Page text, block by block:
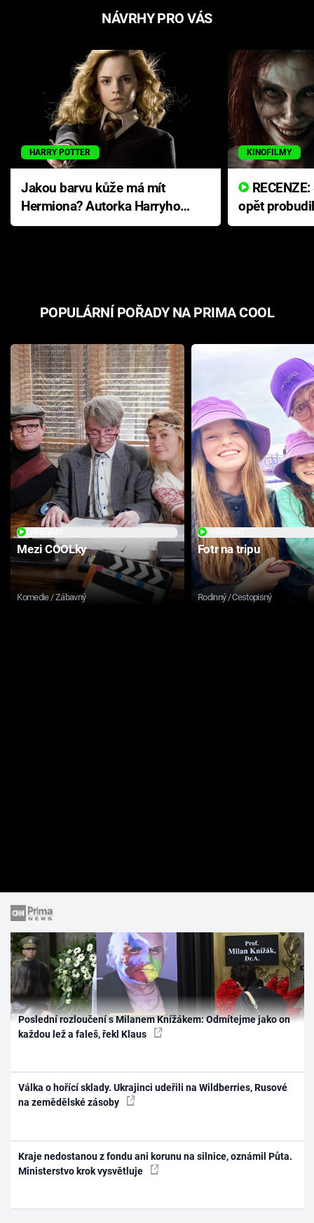
NÁVRHY PRO VÁS
HARRY POTTER
Jakou barvu kůže má mít
Hermiona? Autorka Harryho
Pottera přišla s ráznou
KINOFILMY
opět
přichází s
POPULÁRNÍ POŘADY NA PRIMA COOL
Mezi COOLky
Komedie / Zábavný
Fotr na tripu
Rodinný / Cestopisný
Poslední rozloučení s Milanem Knížákem: Odmítejme jako on
každou lež a faleš, řekl Klaus
Válka o hořící sklady. Ukrajinci udeřili na Wildberries, Rusové
na zemědělské zásoby
Kraje nedostanou z fondu ani korunu na silnice, oznámil Půta.
Ministerstvo krok vysvětluje